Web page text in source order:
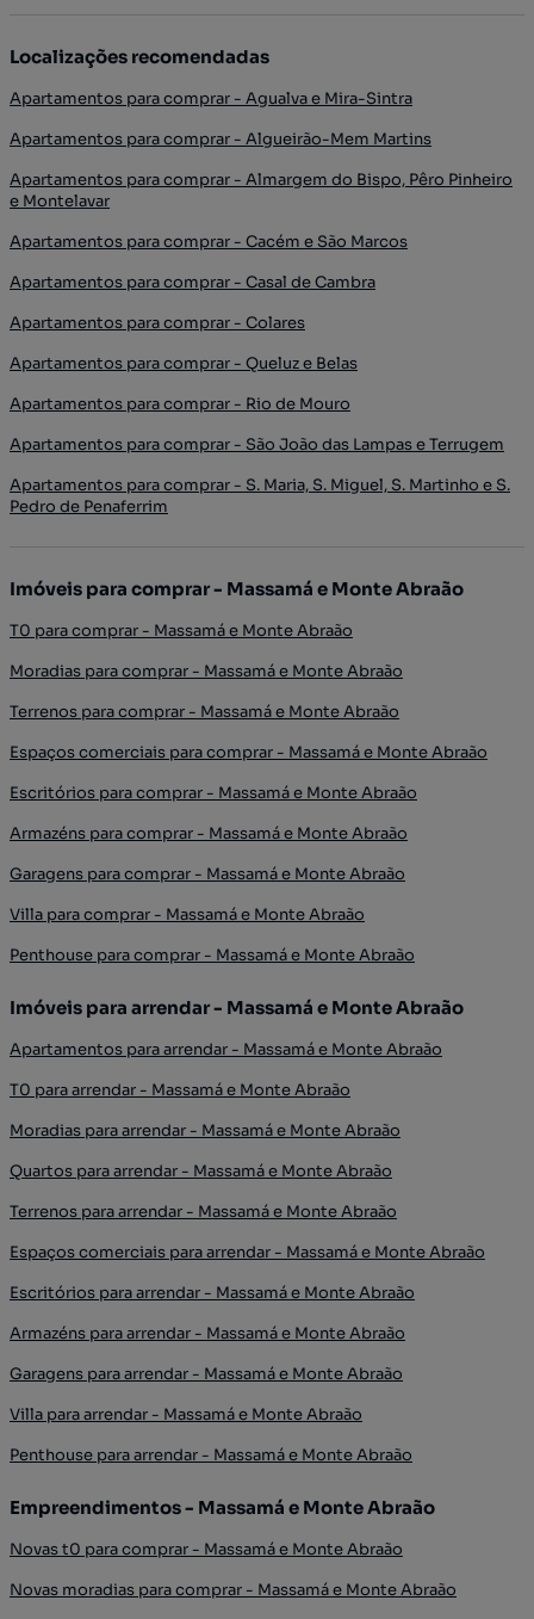
Localizações recomendadas
Apartamentos para comprar - Agualva e Mira-Sintra
Apartamentos para comprar - Algueirão-Mem Martins
Apartamentos para comprar - Almargem do Bispo, Pêro Pinheiro
e Montelavar
Apartamentos para comprar - Cacém e São Marcos
Apartamentos para comprar - Casal de Cambra
Apartamentos para comprar - Colares
Apartamentos para comprar - Queluz e Belas
Apartamentos para comprar - Rio de Mouro
Apartamentos para comprar - São João das Lampas e Terrugem
Apartamentos para comprar - S. Maria, S. Miguel, S. Martinho e S.
Pedro de Penaferrim
Imóveis para comprar - Massamá e Monte Abraão
T0 para comprar - Massamá e Monte Abraão
Moradias para comprar - Massamá e Monte Abraão
Terrenos para comprar - Massamá e Monte Abraão
Espaços comerciais para comprar - Massamá e Monte Abraão
Escritórios para comprar - Massamá e Monte Abraão
Armazéns para comprar - Massamá e Monte Abraão
Garagens para comprar - Massamá e Monte Abraão
Villa para comprar - Massamá e Monte Abraão
Penthouse para comprar - Massamá e Monte Abraão
Imóveis para arrendar - Massamá e Monte Abraão
Apartamentos para arrendar - Massamá e Monte Abraão
T0 para arrendar - Massamá e Monte Abraão
Moradias para arrendar - Massamá e Monte Abraão
Quartos para arrendar - Massamá e Monte Abraão
Terrenos para arrendar - Massamá e Monte Abraão
Espaços comerciais para arrendar - Massamá e Monte Abraão
Escritórios para arrendar - Massamá e Monte Abraão
Armazéns para arrendar - Massamá e Monte Abraão
Garagens para arrendar - Massamá e Monte Abraão
Villa para arrendar - Massamá e Monte Abraão
Penthouse para arrendar - Massamá e Monte Abraão
Empreendimentos - Massamá e Monte Abraão
Novas t0 para comprar - Massamá e Monte Abraão
Novas moradias para comprar - Massamá e Monte Abraão